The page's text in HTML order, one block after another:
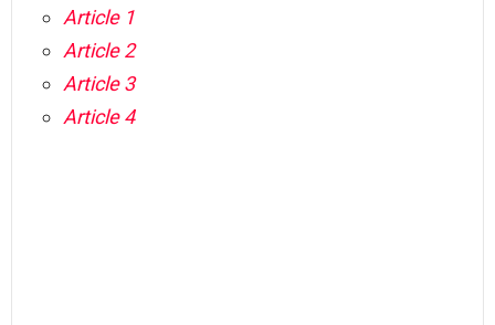
Article 1
Article 2
Article 3
Article 4